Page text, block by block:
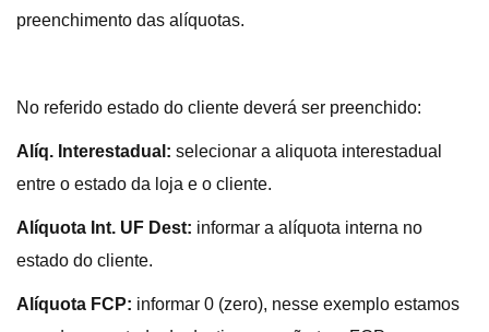
preenchimento das alíquotas.
No referido estado do cliente deverá ser preenchido:
Alíq. Interestadual: selecionar a aliquota interestadual
entre o estado da loja e o cliente.
Alíquota Int. UF Dest: informar a alíquota interna no
estado do cliente.
Alíquota FCP: informar 0 (zero), nesse exemplo estamos